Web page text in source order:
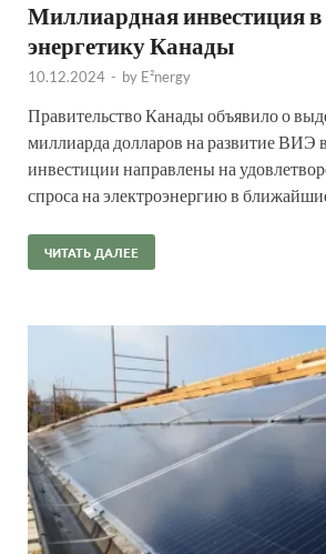
Миллиардная инвестиция в
энергетику Канады
10.12.2024 - by E²nergy
Правительство Канады объявило о
миллиарда долларов на развитие ВИЭ
инвестиции направлены на
спроса на электроэнергию в
ЧИТАТЬ ДАЛЕЕ